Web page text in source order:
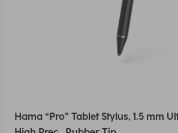
Hama “Pro” Tablet Stylus, 1.5 mm